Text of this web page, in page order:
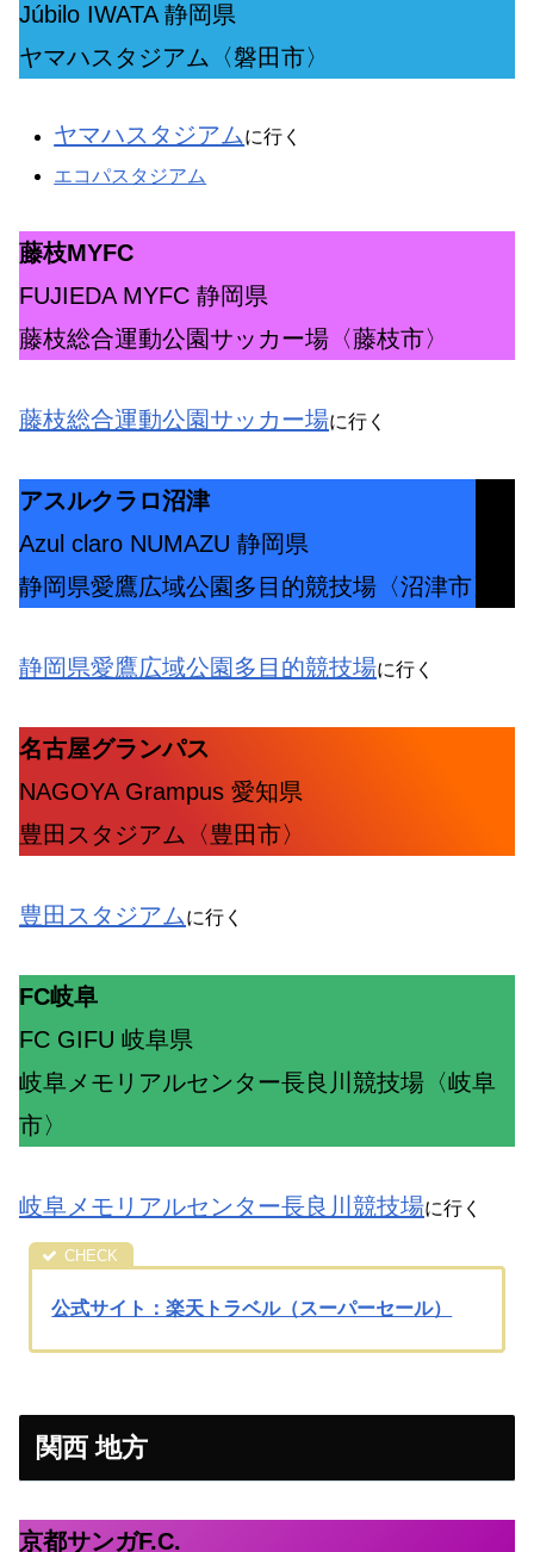
Júbilo IWATA 静岡県
ヤマハスタジアム〈磐田市〉
ヤマハスタジアムに行く
エコパスタジアム
藤枝MYFC
FUJIEDA MYFC 静岡県
藤枝総合運動公園サッカー場〈藤枝市〉
藤枝総合運動公園サッカー場に行く
アスルクラロ沼津
Azul claro NUMAZU 静岡県
静岡県愛鷹広域公園多目的競技場〈沼津市〉
静岡県愛鷹広域公園多目的競技場に行く
名古屋グランパス
NAGOYA Grampus 愛知県
豊田スタジアム〈豊田市〉
豊田スタジアムに行く
FC岐阜
FC GIFU 岐阜県
岐阜メモリアルセンター長良川競技場〈岐阜
市〉
岐阜メモリアルセンター長良川競技場に行く
公式サイト：楽天トラベル（スーパーセール）
関西 地方
京都サンガF.C.